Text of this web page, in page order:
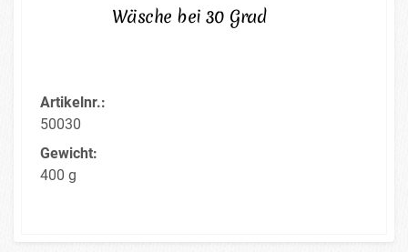
Wäsche bei 30 Grad
Artikelnr.:
50030
Gewicht:
400 g